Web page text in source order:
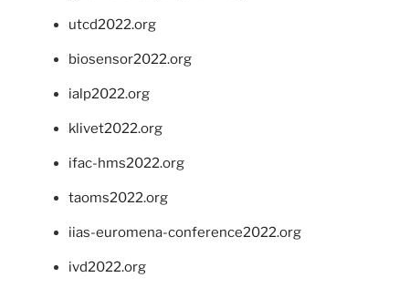
utcd2022.org
biosensor2022.org
ialp2022.org
klivet2022.org
ifac-hms2022.org
taoms2022.org
iias-euromena-conference2022.org
ivd2022.org